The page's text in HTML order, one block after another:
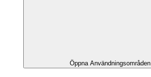
Öppna Användningsområden